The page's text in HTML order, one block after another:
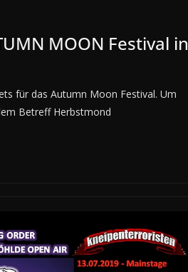
MOON Festival in
für das Autumn Moon Festival. Um
Betreff Herbstmond